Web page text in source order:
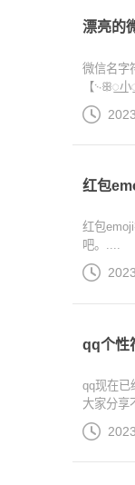
漂亮的
微信名字
【࿙ꕥ꯭
红包
红包
吧。....
qq个性
qq现在已
大家分